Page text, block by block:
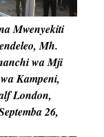
Mwenyekiti
Mh.
wa Mji
Kampeni,
London,
26,